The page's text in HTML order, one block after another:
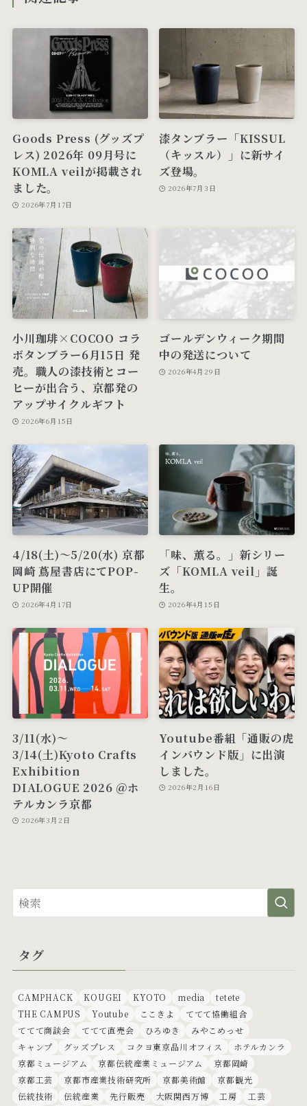
Goods Press (グッズプ
レス) 2026年 09月号に
KOMLA veilが掲載され
ました。
2026年7月17日
漆タンブラー「KISSUL
（キッスル）」に新サイ
ズ登場。
2026年7月3日
小川珈琲×COCOO コラ
ボタンブラー6月15日 発
売。職人の漆技術とコー
ヒーが出合う、京都発の
アップサイクルギフト
2026年6月15日
ゴールデンウィーク期間
中の発送について
2026年4月29日
4/18(土)〜5/20(水) 京都
岡崎 蔦屋書店にてPOP-
UP開催
2026年4月17日
「味、薫る。」新シリー
ズ「KOMLA veil」誕
生。
2026年4月15日
3/11(水)～
3/14(土)Kyoto Crafts
Exhibition
DIALOGUE 2026 ＠ホ
テルカンラ京都
2026年3月2日
Youtube番組「通販の虎
インバウンド版」に出演
しました。
2026年2月16日
タグ
CAMPHACK KOUGEI KYOTO media
tetete
THE CAMPUS
Youtube ここきよ
ててて協働組合
ててて商談会
ててて直売会 ひろゆき
みやこめっせ
キャンプ
グッズプレス コクヨ東京品川オフィス
ホテルカンラ
京都ミュージアム
京都伝統産業ミュージアム
京都岡崎
京都工芸
京都市産業技術研究所 京都美術館
京都観光
伝統技術
伝統産業 先行販売 大阪関西万博 工房
工芸